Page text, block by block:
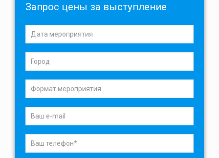
Запрос цены за выступление